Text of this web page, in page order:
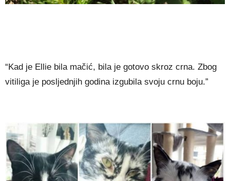
“Kad je Ellie bila mačić, bila je gotovo skroz crna. Zbog
vitiliga je posljednjih godina izgubila svoju crnu boju.”